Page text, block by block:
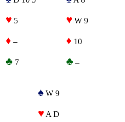
♥ 5
♦ –
♣ 7
♥ W 9
♦ 10
♣ –
♠ W 9
♥ A D